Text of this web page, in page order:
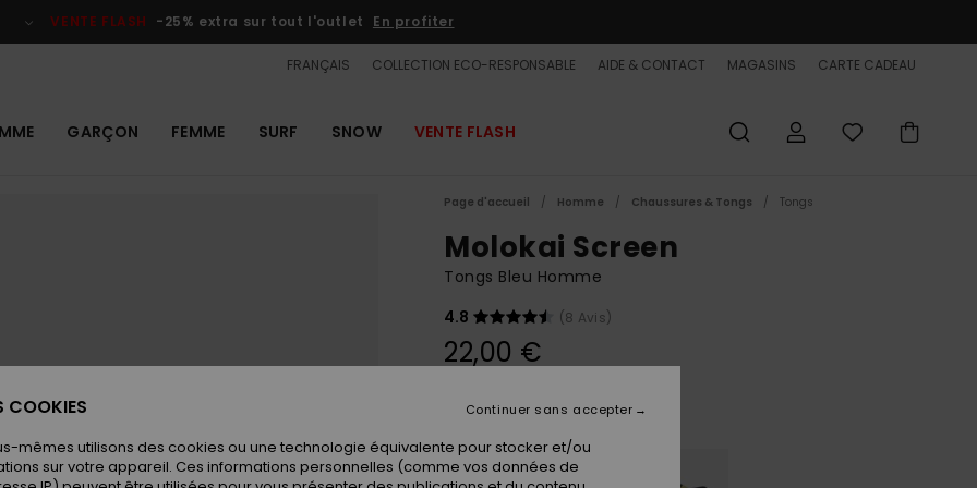
VENTE FLASH -25% extra sur tout l'outlet En profiter
FRANÇAIS COLLECTION ECO-RESPONSABLE AIDE & CONTACT MAGASINS CARTE CADEAU
GARÇON FEMME SURF SNOW VENTE FLASH
Page d'accueil Homme Chaussures & Tongs Tongs
Molokai Screen
Tongs Bleu Homme
4.8
(8 Avis)
22,00 €
CouleurDark Navy
COOKIES
mêmes utilisons des cookies ou une technologie équivalente pour stocker et/ou
sur votre appareil. Ces informations personnelles (comme vos données de
Continuer sans accepter